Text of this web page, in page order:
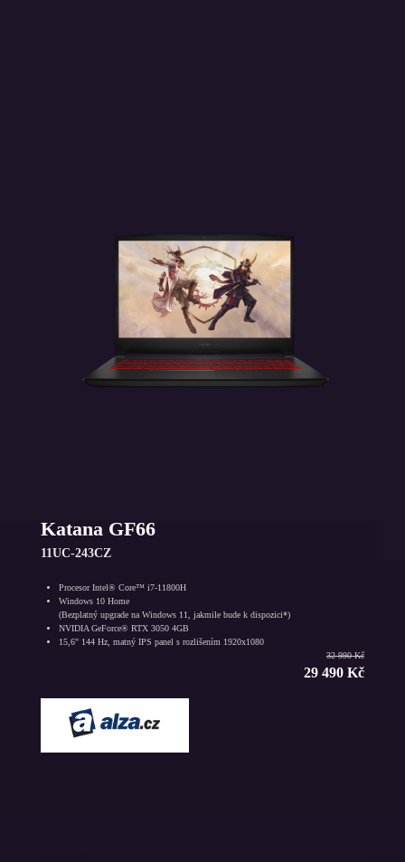
Katana GF66
11UC-243CZ
Procesor Intel® Core™ i7-11800H
Windows 10 Home
(Bezplatný upgrade na Windows 11, jakmile bude k dispozici*)
NVIDIA GeForce® RTX 3050 4GB
15,6" 144 Hz, matný IPS panel s rozlišením 1920x1080
32 990 Kč
29 490 Kč